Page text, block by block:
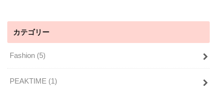
カテゴリー
Fashion (5)
PEAKTIME (1)